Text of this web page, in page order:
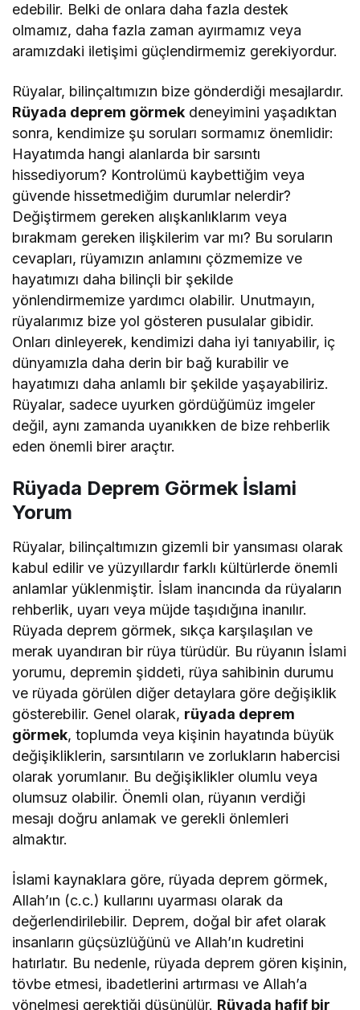
edebilir. Belki de onlara daha fazla destek
olmamız, daha fazla zaman ayırmamız veya
aramızdaki iletişimi güçlendirmemiz gerekiyordur.
Rüyalar, bilinçaltımızın bize gönderdiği mesajlardır.
Rüyada deprem görmek deneyimini yaşadıktan
sonra, kendimize şu soruları sormamız önemlidir:
Hayatımda hangi alanlarda bir sarsıntı
hissediyorum? Kontrolümü kaybettiğim veya
güvende hissetmediğim durumlar nelerdir?
Değiştirmem gereken alışkanlıklarım veya
bırakmam gereken ilişkilerim var mı? Bu soruların
cevapları, rüyamızın anlamını çözmemize ve
hayatımızı daha bilinçli bir şekilde
yönlendirmemize yardımcı olabilir. Unutmayın,
rüyalarımız bize yol gösteren pusulalar gibidir.
Onları dinleyerek, kendimizi daha iyi tanıyabilir, iç
dünyamızla daha derin bir bağ kurabilir ve
hayatımızı daha anlamlı bir şekilde yaşayabiliriz.
Rüyalar, sadece uyurken gördüğümüz imgeler
değil, aynı zamanda uyanıkken de bize rehberlik
eden önemli birer araçtır.
Rüyada Deprem Görmek İslami
Yorum
Rüyalar, bilinçaltımızın gizemli bir yansıması olarak
kabul edilir ve yüzyıllardır farklı kültürlerde önemli
anlamlar yüklenmiştir. İslam inancında da rüyaların
rehberlik, uyarı veya müjde taşıdığına inanılır.
Rüyada deprem görmek, sıkça karşılaşılan ve
merak uyandıran bir rüya türüdür. Bu rüyanın İslami
yorumu, depremin şiddeti, rüya sahibinin durumu
ve rüyada görülen diğer detaylara göre değişiklik
gösterebilir. Genel olarak, rüyada deprem
görmek, toplumda veya kişinin hayatında büyük
değişikliklerin, sarsıntıların ve zorlukların habercisi
olarak yorumlanır. Bu değişiklikler olumlu veya
olumsuz olabilir. Önemli olan, rüyanın verdiği
mesajı doğru anlamak ve gerekli önlemleri
almaktır.
İslami kaynaklara göre, rüyada deprem görmek,
Allah’ın (c.c.) kullarını uyarması olarak da
değerlendirilebilir. Deprem, doğal bir afet olarak
insanların güçsüzlüğünü ve Allah’ın kudretini
hatırlatır. Bu nedenle, rüyada deprem gören kişinin,
tövbe etmesi, ibadetlerini artırması ve Allah’a
yönelmesi gerektiği düşünülür. Rüyada hafif bir